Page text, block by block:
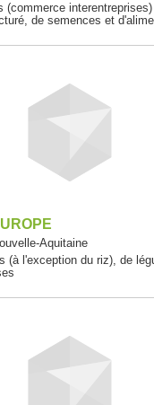
(commerce
de semences et
Aquitaine
(à l'exception du riz), de